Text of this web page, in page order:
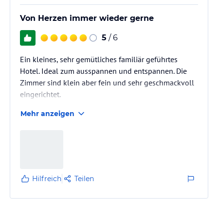
Von Herzen immer wieder gerne
5 / 6
Ein kleines, sehr gemütliches familiär geführtes
Hotel. Ideal zum ausspannen und entspannen. Die
Zimmer sind klein aber fein und sehr geschmackvoll
eingerichtet.
Mehr anzeigen
Hilfreich Teilen